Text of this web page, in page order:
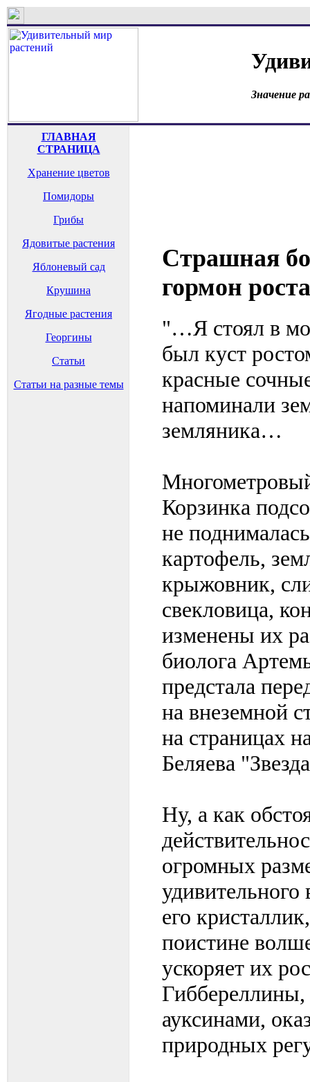
Значение
ГЛАВНАЯ
СТРАНИЦА
Хранение цветов
Помидоры
Грибы
Ядовитые растения
Яблоневый сад
Крушина
Ягодные растения
Георгины
Статьи
Статьи на разные темы
Страшная
гормон
"…Я стоял в
был куст
красные
напоминали
земляника…
Корзинка
не
картофель,
крыжовник,
свекловица,
изменены их
биолога
предстала
на внеземной
на страницах
Беляева
Ну, а как
огромных
его
поистине
ускоряет их
ауксинами,
природных